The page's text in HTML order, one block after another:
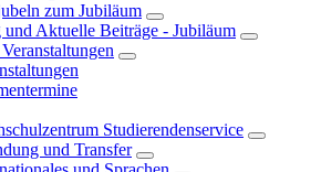
zum Jubiläum
Aktuelle Beiträge - Jubiläum
Studierendenservice
und Transfer